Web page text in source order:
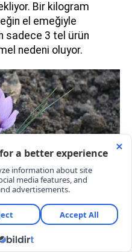
Bir kilogram
el emeğiyle
sadece 3 tel ürün
nedeni oluyor.
YOĞUN İLGİ